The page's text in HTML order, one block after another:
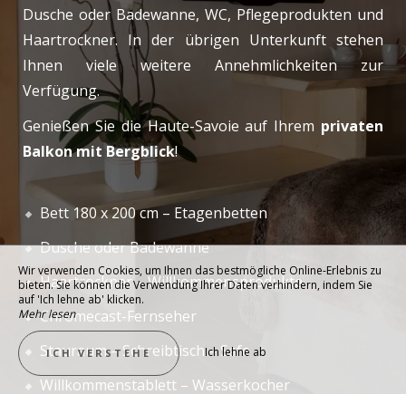
Dusche oder Badewanne, WC, Pflegeprodukten und
Haartrockner. In der übrigen Unterkunft stehen
Ihnen viele weitere Annehmlichkeiten zur
Verfügung.
Genießen Sie die Haute-Savoie auf Ihrem privaten
Balkon mit Bergblick!
Bett 180 x 200 cm – Etagenbetten
Dusche oder Badewanne
Haartrockner – Willkommensprodukte
Chromecast-Fernseher
Stauraum – Schreibtisch – Safe
Willkommenstablett – Wasserkocher
Wir verwenden Cookies, um Ihnen das bestmögliche Online-Erlebnis zu
bieten. Sie können die Verwendung Ihrer Daten verhindern, indem Sie
auf 'Ich lehne ab' klicken.
Mehr lesen
ICH VERSTEHE Ich lehne ab